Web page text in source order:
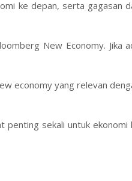
ke depan, serta gagasan
New Economy. Jika
economy yang relevan
penting sekali untuk ekonomi